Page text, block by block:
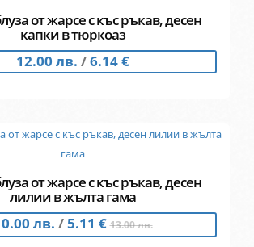
от жарсе с къс ръкав, десен
капки в тюркоаз
12.00 лв. /6.14 €
от жарсе с къс ръкав, десен
лилии в жълта гама
лв. /5.11 €13.00 лв.